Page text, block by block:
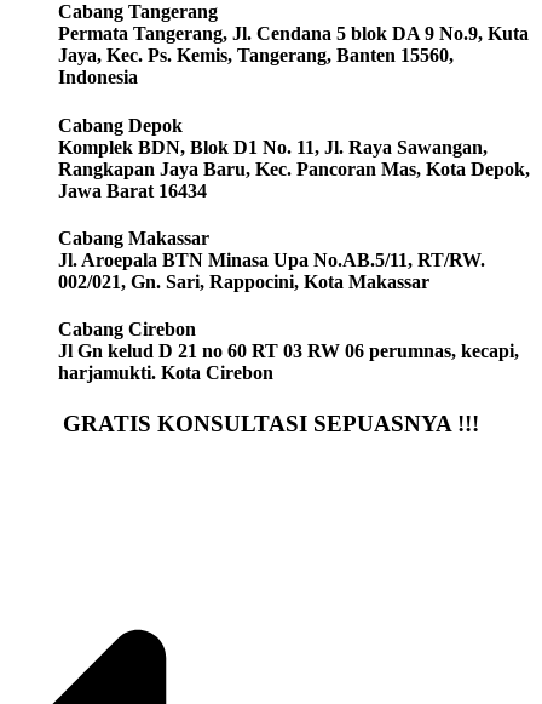
Cabang Tangerang
Permata Tangerang, Jl. Cendana 5 blok DA 9 No.9, Kuta
Jaya, Kec. Ps. Kemis, Tangerang, Banten 15560,
Indonesia
Cabang Depok
Komplek BDN, Blok D1 No. 11, Jl. Raya Sawangan,
Rangkapan Jaya Baru, Kec. Pancoran Mas, Kota Depok,
Jawa Barat 16434
Cabang Makassar
Jl. Aroepala BTN Minasa Upa No.AB.5/11, RT/RW.
002/021, Gn. Sari, Rappocini, Kota Makassar
Cabang Cirebon
Jl Gn kelud D 21 no 60 RT 03 RW 06 perumnas, kecapi,
harjamukti. Kota Cirebon
GRATIS KONSULTASI SEPUASNYA !!!